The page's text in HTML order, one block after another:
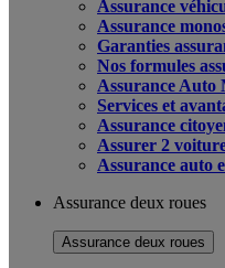
Assurance
Assurance
Garanties
Nos formules
Assurance Auto
Services et
Assurance
Assurer 2
Assurance auto
Assurance deux roues
Assurance deux roues